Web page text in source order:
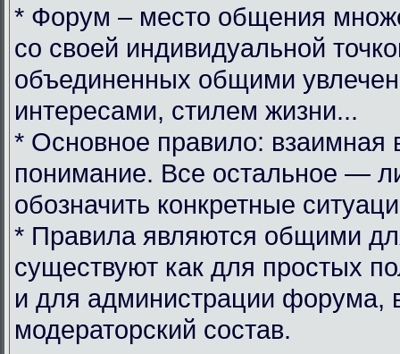
* Форум – место общения
со своей индивидуальной
объединенных общими
интересами, стилем жизни...
* Основное правило: взаимная
понимание. Все остальное —
обозначить конкретные
* Правила являются общими
существуют как для простых
и для администрации форума,
модераторский состав.